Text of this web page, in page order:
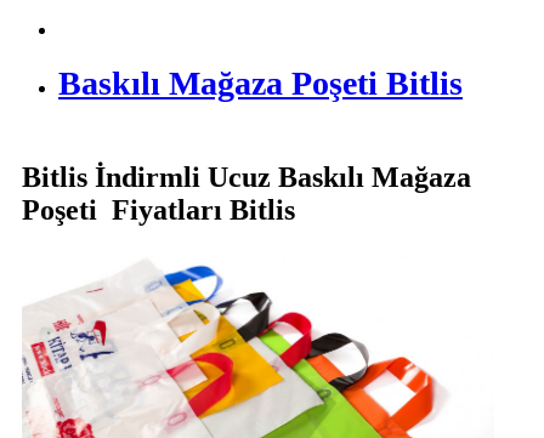
Baskılı Mağaza Poşeti Bitlis
Bitlis İndirmli Ucuz Baskılı Mağaza
Poşeti Fiyatları Bitlis